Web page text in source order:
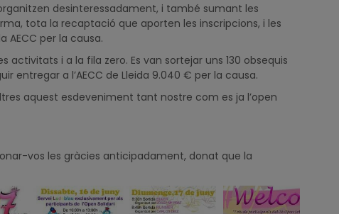
desinteressadament, i també sumant les
tota la recaptació que aporten les inscripcions, i les
AECC per la causa.
activitats i a la fila zero. Es van sortejar uns 130 obsequis
entregar a l’AECC de Lleida 9.040 € per la causa.
aquest esdeveniment tant nostre com es ja l’open
vos les gràcies anticipadament, donat que la